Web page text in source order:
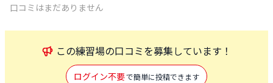
口コミはまだありません
この練習場の口コミを募集しています！
ログイン不要で簡単に投稿できます